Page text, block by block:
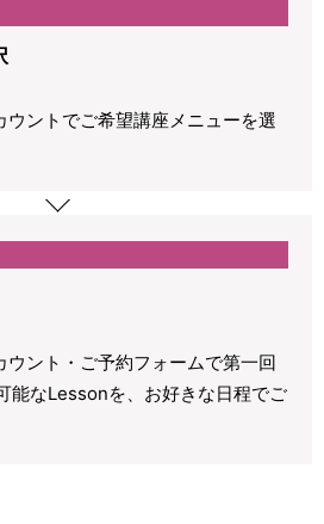
ウントでご希望講座メニューを選
ウント・ご予約フォームで第一回
能なLessonを、お好きな日程でご